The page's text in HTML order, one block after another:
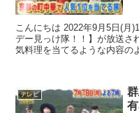
こんにちは 2022年9月5日(月)19:00〜20:30に放送される【帰れマン
デー見っけ隊！！】が放送されます。 番組では京都
気料理を当てるような内容のようです。 京都市で
テレビ